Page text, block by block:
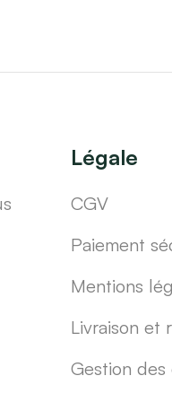
Légale
CGV
Paiement
Mentions
Livraison et
Gestion des